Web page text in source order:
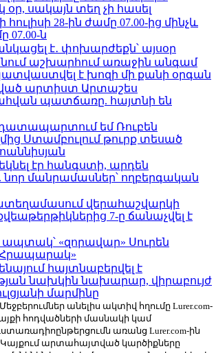
օր, սակայն տեղ չի հասել
հուլիսի 28-ին ժամը 07.00-ից մինչև
07.00-ն
է․ փոխարժեքն՝ այսօր
աշխարհում առաջին անգամ
է խոզի մի քանի օրգան
արտիստ Արտաշես
պատճառը. հայտնի են
եմ Ռուբեն
Ստամբուլում թուրք տեսած
էր հանգստի, արդեն
նոր մանրամասներ՝ ողբերգական
վերահաշվարկի
7-ը ճանաչվել է
ապտակ՝ «զորավար» Սուրեն
հայտնաբերվել է
նախկին նախարար, վիրաբույժ
մարմինը
Մեջբերումներ անելիս ակտիվ հղումը Lurer.com-
հոդվածների մասնակի կամ
առանց Lurer.com-ին
արտահայտված կարծիքները